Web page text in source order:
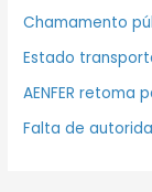
Chamamento
Estado
AENFER retoma
Falta de